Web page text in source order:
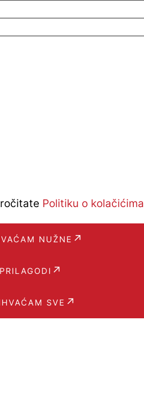
Politiku o kolačićima
NUŽNE
PRILAGODI
SVE